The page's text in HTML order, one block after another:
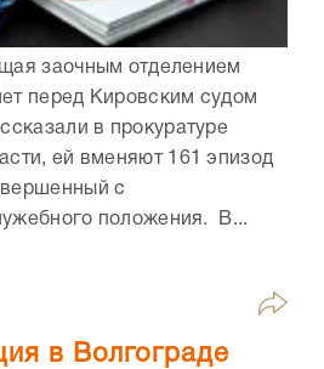
заочным отделением
перед Кировским судом
в прокуратуре
ей вменяют 161 эпизод
с
положения. В...
в Волгограде